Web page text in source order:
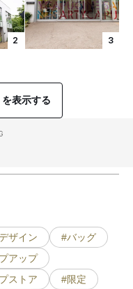
2 3
表示する
ザイン
#バッグ
アップ
ストア
#限定